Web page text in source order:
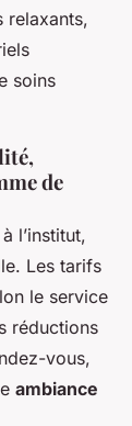
relaxants,
soins
de
l’institut,
Les tarifs
le service
réductions
vous,
ambiance